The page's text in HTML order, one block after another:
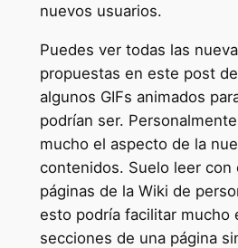
nuevos usuarios.
Puedes ver todas las
propuestas en este post
algunos GIFs animados
podrían ser.
mucho el aspecto de la
contenidos. Suelo leer con
páginas de la Wiki de
esto podría facilitar mucho
secciones de una página